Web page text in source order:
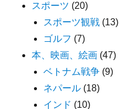
スポーツ (20)
スポーツ観戦 (13)
ゴルフ (7)
本、映画、絵画 (47)
ベトナム戦争 (9)
ネパール (18)
インド (10)